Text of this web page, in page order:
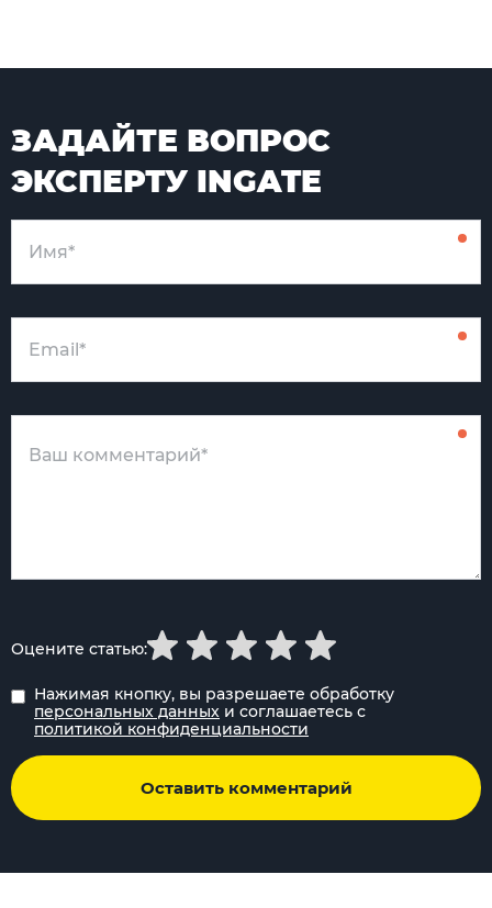
ЗАДАЙТЕ ВОПРОС
ЭКСПЕРТУ INGATE
Нажимая кнопку, вы разрешаете обработку
персональных данных и соглашаетесь с
политикой конфиденциальности
Оставить комментарий
Оцените статью: